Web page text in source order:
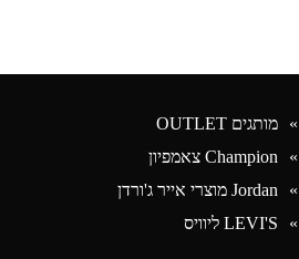
מותגים OUTLET
Champion צאמפיון
Jordan מוצרי אייר ג'ורדן
LEVI'S ליוויס